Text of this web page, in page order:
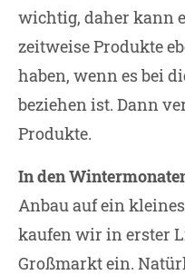
wichtig, daher kann
zeitweise Produkte
haben, wenn es bei
beziehen ist. Dann
Produkte.
In den
Anbau auf ein
kaufen wir in erster
Großmarkt ein.